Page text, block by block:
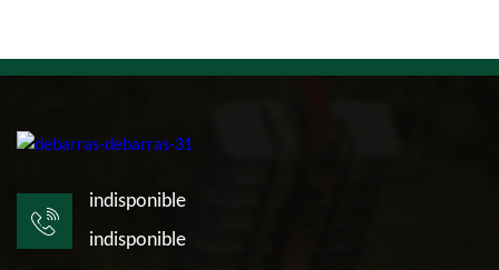
indisponible
indisponible